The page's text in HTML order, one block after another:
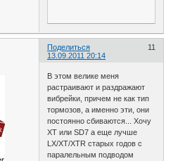
Поделиться
11
13.09.2011 20:14
В этом велике меня
растраивают и раздражают
вибрейки, причем не как тип
тормозов, а именно эти, они
постоянно сбиваются... Хочу
ХТ или SD7 а еще лучше
LX/XT/XTR старых годов с
паралельным подводом